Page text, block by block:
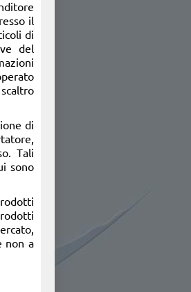
il
di
del
di
Tali
sono
non a